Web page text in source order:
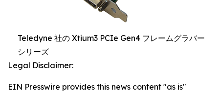
Teledyne 社の Xtium3 PCIe Gen4 フレームグラバー
シリーズ
Legal Disclaimer:
EIN Presswire provides this news content "as is"